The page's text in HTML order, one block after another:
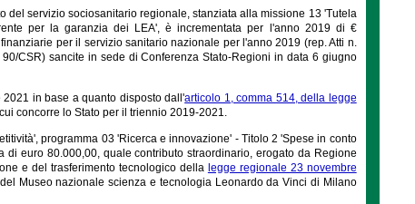
del servizio sociosanitario regionale, stanziata alla missione 13 'Tutela
per la garanzia dei LEA', è incrementata per l'anno 2019 di €
per il servizio sanitario nazionale per l'anno 2019 (rep. Atti n.
CSR) sancite in sede di Conferenza Stato-Regioni in data 6 giugno
in base a quanto disposto dall'articolo 1, comma 514, della legge
concorre lo Stato per il triennio 2019-2021.
programma 03 'Ricerca e innovazione' - Titolo 2 'Spese in conto
euro 80.000,00, quale contributo straordinario, erogato da Regione
e del trasferimento tecnologico della legge regionale 23 novembre
Museo nazionale scienza e tecnologia Leonardo da Vinci di Milano